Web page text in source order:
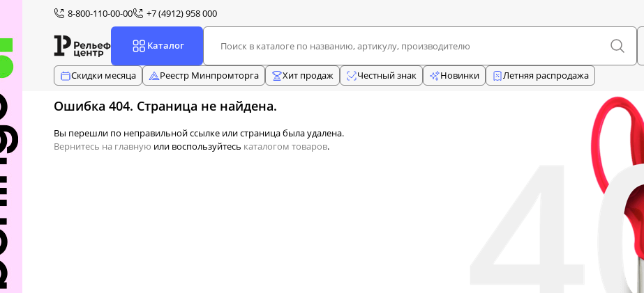
8-800-110-00-00 +7 (4912) 958 000
Каталог
Скидки месяца
Реестр Минпромторга Хит продаж Честный знак Новинки Летняя распродажа
Ошибка 404. Страница не найдена.
Вы перешли по неправильной ссылке или страница была удалена.
Вернитесь на главную или воспользуйтесь каталогом товаров.